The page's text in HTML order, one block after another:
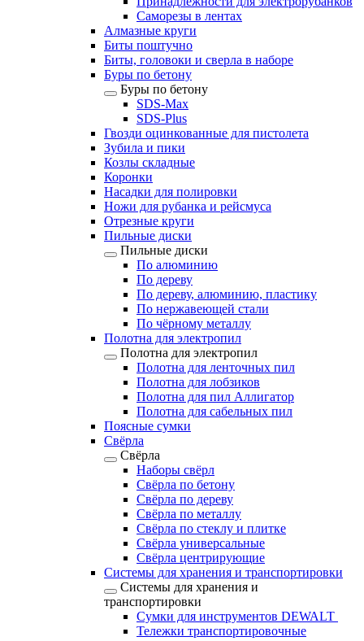
Саморезы в лентах
Алмазные круги
Биты поштучно
Биты, головоки и сверла в наборе
Буры по бетону
Буры по бетону
SDS-Max
SDS-Plus
Гвозди оцинкованные для пистолета
Зубила и пики
Козлы складные
Коронки
Насадки для полировки
Ножи для рубанка и рейсмуса
Отрезные круги
Пильные диски
Пильные диски
По алюминию
По дереву
По дереву, алюминию, пластику
По нержавеющей стали
По чёрному металлу
Полотна для электропил
Полотна для электропил
Полотна для ленточных пил
Полотна для лобзиков
Полотна для пил Аллигатор
Полотна для сабельных пил
Поясные сумки
Свёрла
Свёрла
Наборы свёрл
Свёрла по бетону
Свёрла по дереву
Свёрла по металлу
Свёрла по стеклу и плитке
Свёрла универсальные
Свёрла центрирующие
Системы для хранения и транспортировки
Системы для хранения и
транспортировки
Сумки для инструментов DEWALT
Тележки транспортировочные